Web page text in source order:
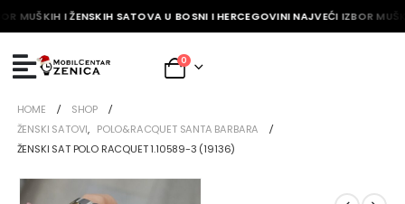
MUŠKIH I ŽENSKIH SATOVA U BOSNI I HERCEGOVINI NAJVEĆI IZBOR
0
HOME
SHOP
ŽENSKI SATOVI, POLO&RACQUET SANTA BARBARA
ŽENSKI SAT POLO RACQUET 1.10589-3 (19136)